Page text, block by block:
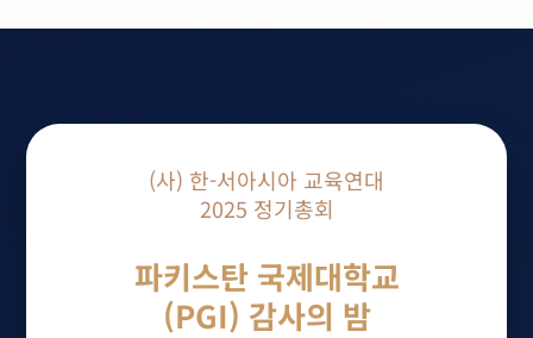
(사) 한-서아시아 교육연대
2025 정기총회
파키스탄 국제대학교
(PGI) 감사의 밤